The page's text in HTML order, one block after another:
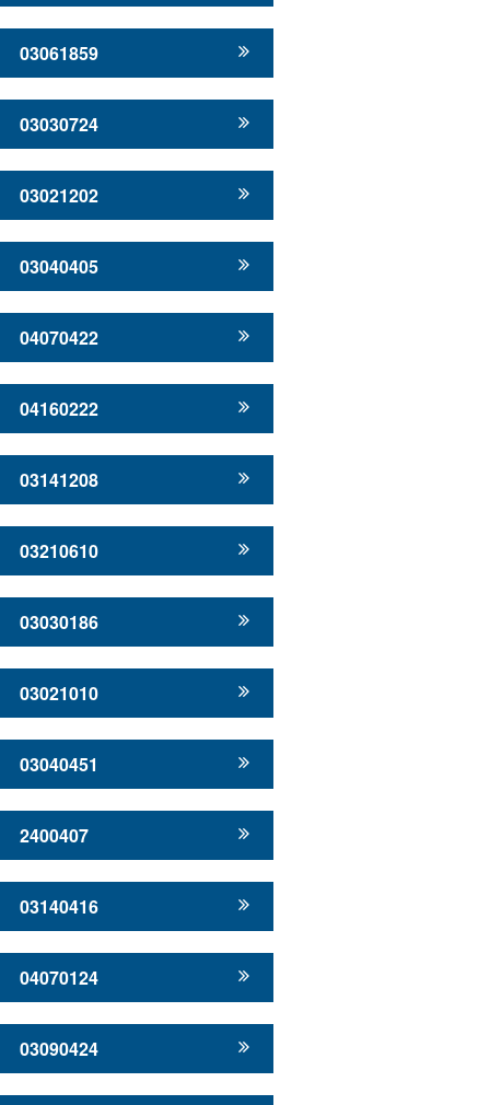
03061859
03030724
03021202
03040405
04070422
04160222
03141208
03210610
03030186
03021010
03040451
2400407
03140416
04070124
03090424